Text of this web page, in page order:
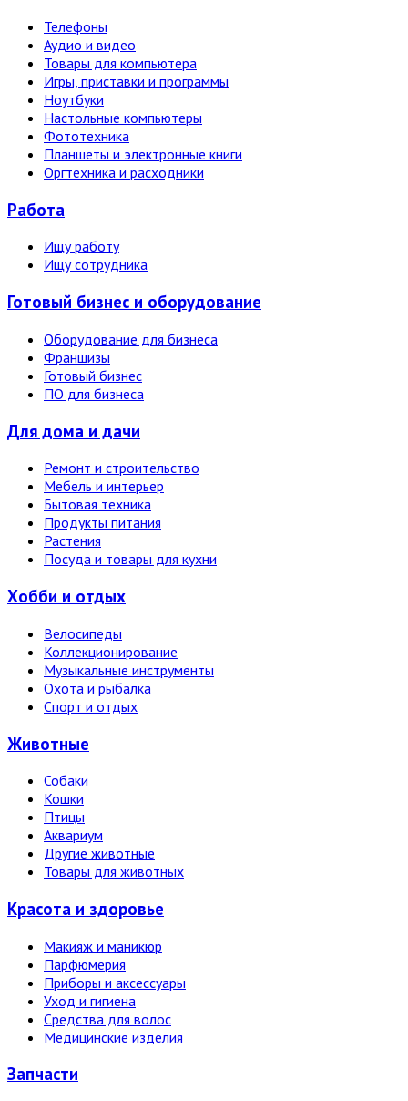
Телефоны
Аудио и видео
Товары для компьютера
Игры, приставки и программы
Ноутбуки
Настольные компьютеры
Фототехника
Планшеты и электронные книги
Оргтехника и расходники
Работа
Ищу работу
Ищу сотрудника
Готовый бизнес и оборудование
Оборудование для бизнеса
Франшизы
Готовый бизнес
ПО для бизнеса
Для дома и дачи
Ремонт и строительство
Мебель и интерьер
Бытовая техника
Продукты питания
Растения
Посуда и товары для кухни
Хобби и отдых
Велосипеды
Коллекционирование
Музыкальные инструменты
Охота и рыбалка
Спорт и отдых
Животные
Собаки
Кошки
Птицы
Аквариум
Другие животные
Товары для животных
Красота и здоровье
Макияж и маникюр
Парфюмерия
Приборы и аксессуары
Уход и гигиена
Средства для волос
Медицинские изделия
Запчасти